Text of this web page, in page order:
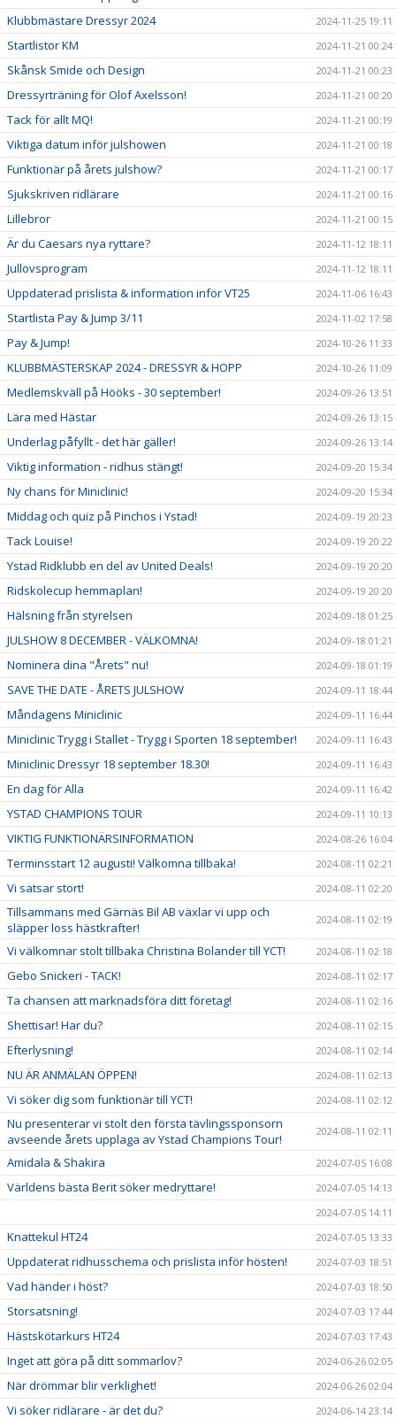
Klubbmästare Dressyr 2024 2024-11-25 19:11
Startlistor KM 2024-11-21 00:24
Skånsk Smide och Design 2024-11-21 00:23
Dressyrträning för Olof Axelsson! 2024-11-21 00:20
Tack för allt MQ! 2024-11-21 00:19
Viktiga datum inför julshowen 2024-11-21 00:18
Funktionär på årets julshow? 2024-11-21 00:17
Sjukskriven ridlärare 2024-11-21 00:16
Lillebror 2024-11-21 00:15
Är du Caesars nya ryttare? 2024-11-12 18:11
Jullovsprogram 2024-11-12 18:11
Uppdaterad prislista & information inför VT25 2024-11-06 16:43
Startlista Pay & Jump 3/11 2024-11-02 17:58
Pay & Jump! 2024-10-26 11:33
KLUBBMÄSTERSKAP 2024 - DRESSYR & HOPP 2024-10-26 11:09
Medlemskväll på Hööks - 30 september! 2024-09-26 13:51
Lära med Hästar 2024-09-26 13:15
Underlag påfyllt - det här gäller! 2024-09-26 13:14
Viktig information - ridhus stängt! 2024-09-20 15:34
Ny chans för Miniclinic! 2024-09-20 15:34
Middag och quiz på Pinchos i Ystad! 2024-09-19 20:23
Tack Louise! 2024-09-19 20:22
Ystad Ridklubb en del av United Deals! 2024-09-19 20:20
Ridskolecup hemmaplan! 2024-09-19 20:20
Hälsning från styrelsen 2024-09-18 01:25
JULSHOW 8 DECEMBER - VÄLKOMNA! 2024-09-18 01:21
Nominera dina "Årets" nu! 2024-09-18 01:19
SAVE THE DATE - ÅRETS JULSHOW 2024-09-11 18:44
Måndagens Miniclinic 2024-09-11 16:44
Miniclinic Trygg i Stallet - Trygg i Sporten 18 september! 2024-09-11 16:43
Miniclinic Dressyr 18 september 18.30! 2024-09-11 16:43
En dag för Alla 2024-09-11 16:42
YSTAD CHAMPIONS TOUR 2024-09-11 10:13
VIKTIG FUNKTIONÄRSINFORMATION 2024-08-26 16:04
Terminsstart 12 augusti! Välkomna tillbaka! 2024-08-11 02:21
Vi satsar stort! 2024-08-11 02:20
Tillsammans med Gärnäs Bil AB växlar vi upp och
släpper loss hästkrafter!
2024-08-11 02:19
Vi välkomnar stolt tillbaka Christina Bolander till YCT! 2024-08-11 02:18
Gebo Snickeri - TACK! 2024-08-11 02:17
Ta chansen att marknadsföra ditt företag! 2024-08-11 02:16
Shettisar! Har du? 2024-08-11 02:15
Efterlysning! 2024-08-11 02:14
NU ÄR ANMÄLAN ÖPPEN! 2024-08-11 02:13
Vi söker dig som funktionär till YCT! 2024-08-11 02:12
Nu presenterar vi stolt den första tävlingssponsorn
avseende årets upplaga av Ystad Champions Tour!
2024-08-11 02:11
Amidala & Shakira 2024-07-05 16:08
Världens bästa Berit söker medryttare!
2024-07-05 14:13
2024-07-05 14:11
Knattekul HT24 2024-07-05 13:33
Uppdaterat ridhusschema och prislista inför hösten! 2024-07-03 18:51
Vad händer i höst? 2024-07-03 18:50
Storsatsning! 2024-07-03 17:44
Hästskötarkurs HT24 2024-07-03 17:43
Inget att göra på ditt sommarlov? 2024-06-26 02:05
När drömmar blir verklighet! 2024-06-26 02:04
Vi söker ridlärare - är det du? 2024-06-14 23:14